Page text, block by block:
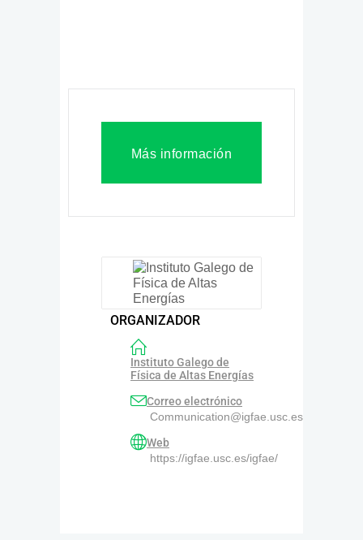
Más información
ORGANIZADOR
Instituto Galego de
Física de Altas Energías
Correo electrónico
Communication@igfae.usc.es
Web
https://igfae.usc.es/igfae/